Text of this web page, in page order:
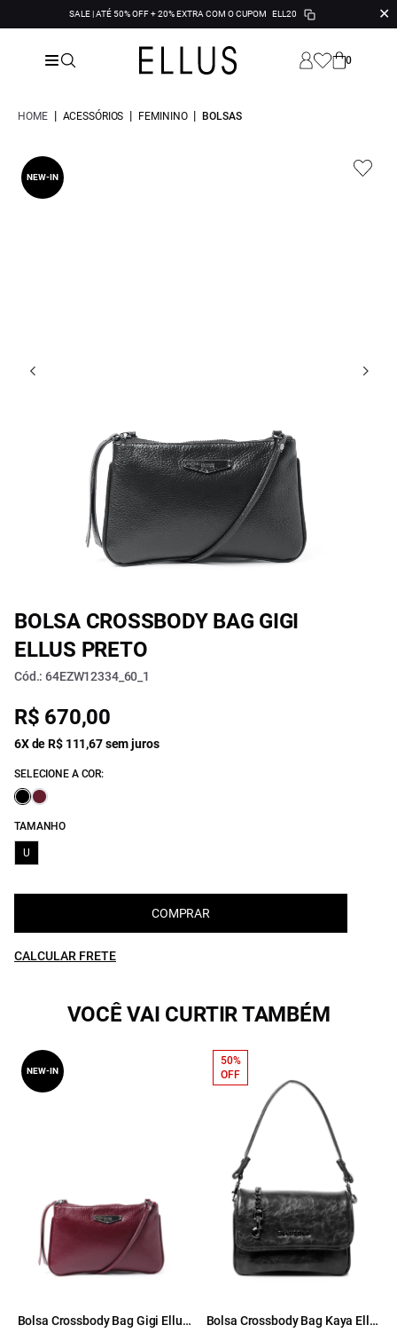
SALE | ATÉ 50% OFF + 20% EXTRA COM O CUPOM ELL20 ✕
0
HOME | ACESSÓRIOS | FEMININO | BOLSAS
NEW-IN
BOLSA CROSSBODY BAG GIGI
ELLUS PRETO
Cód.: 64EZW12334_60_1
R$ 670,00
6X de R$ 111,67 sem juros
SELECIONE A COR:
TAMANHO
U
COMPRAR
CALCULAR FRETE
VOCÊ VAI CURTIR TAMBÉM
Bolsa Crossbody Bag Gigi Ellus
NEW-IN
Bolsa Crossbody Bag Kaya Ellus
50%
OFF